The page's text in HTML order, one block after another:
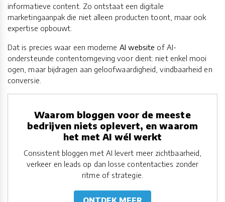
informatieve content. Zo ontstaat een digitale
marketingaanpak die niet alleen producten toont, maar ook
expertise opbouwt.
Dat is precies waar een moderne AI website of AI-
ondersteunde contentomgeving voor dient: niet enkel mooi
ogen, maar bijdragen aan geloofwaardigheid, vindbaarheid en
conversie.
Waarom bloggen voor de meeste
bedrijven niets oplevert, en waarom
het met AI wél werkt
Consistent bloggen met AI levert meer zichtbaarheid,
verkeer en leads op dan losse contentacties zonder
ritme of strategie.
ONTDEK MEER